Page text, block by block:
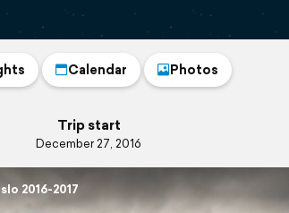
Calendar Photos
Trip start
December 27, 2016
2016-2017